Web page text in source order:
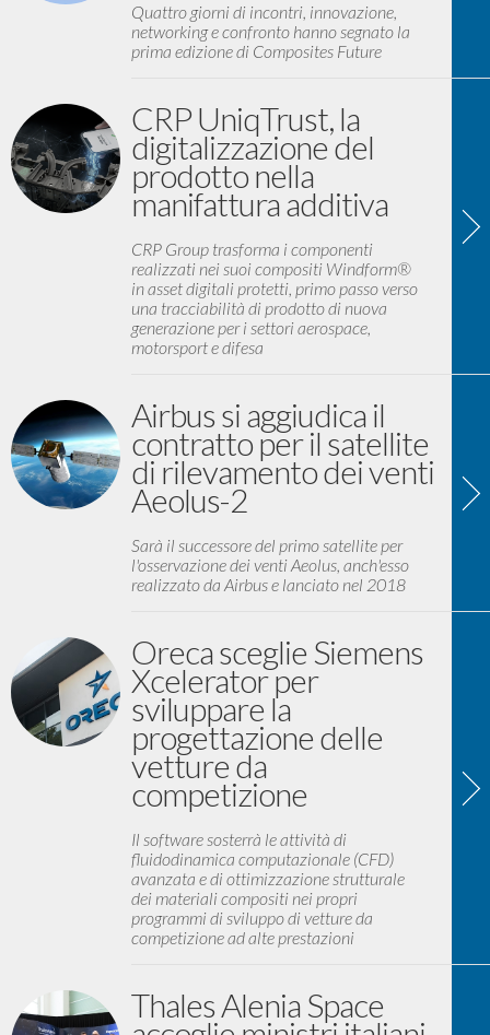
Quattro giorni di incontri, innovazione,
networking e confronto hanno segnato la
prima edizione di Composites Future
CRP UniqTrust, la
digitalizzazione del
prodotto nella
manifattura additiva
CRP Group trasforma i componenti
realizzati nei suoi compositi Windform®
in asset digitali protetti, primo passo verso
una tracciabilità di prodotto di nuova
generazione per i settori aerospace,
motorsport e difesa
Airbus si aggiudica il
contratto per il satellite
di rilevamento dei venti
Aeolus-2
Sarà il successore del primo satellite per
l'osservazione dei venti Aeolus, anch'esso
realizzato da Airbus e lanciato nel 2018
Oreca sceglie Siemens
Xcelerator per
sviluppare la
progettazione delle
vetture da
competizione
Il software sosterrà le attività di
fluidodinamica computazionale (CFD)
avanzata e di ottimizzazione strutturale
dei materiali compositi nei propri
programmi di sviluppo di vetture da
competizione ad alte prestazioni
Thales Alenia Space